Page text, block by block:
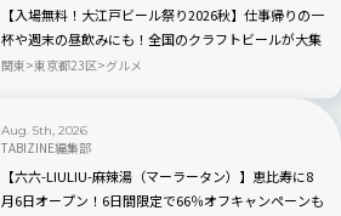
【入場無料！大江戸ビール祭り2026秋】仕事帰りの一
杯や週末の昼飲みにも！全国のクラフトビールが大集
合｜品川
関東 東京都23区 グルメ
Aug. 5th, 2026
TABIZINE編集部
【六六-LIULIU-麻辣湯（マーラータン）】恵比寿に8
月6日オープン！6日間限定で66％オフキャンペーンも